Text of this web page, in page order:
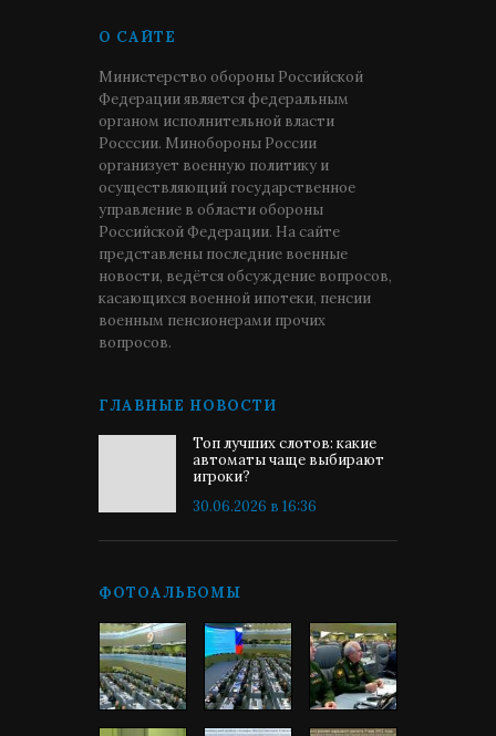
О САЙТЕ
Министерство обороны Российской
Федерации является федеральным
органом исполнительной власти
Росссии. Минобороны России
организует военную политику и
осуществляющий государственное
управление в области обороны
Российской Федерации. На сайте
представлены последние военные
новости, ведётся обсуждение вопросов,
касающихся военной ипотеки, пенсии
военным пенсионерами прочих
вопросов.
ГЛАВНЫЕ НОВОСТИ
Топ лучших слотов: какие
автоматы чаще выбирают
игроки?
30.06.2026 в 16:36
ФОТОАЛЬБОМЫ